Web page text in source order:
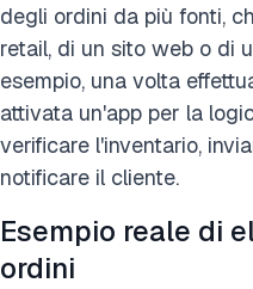
degli ordini da più fonti,
retail, di un sito web o di
esempio, una volta
attivata un'app per la
verificare l'inventario,
notificare il cliente.
Esempio reale di
ordini